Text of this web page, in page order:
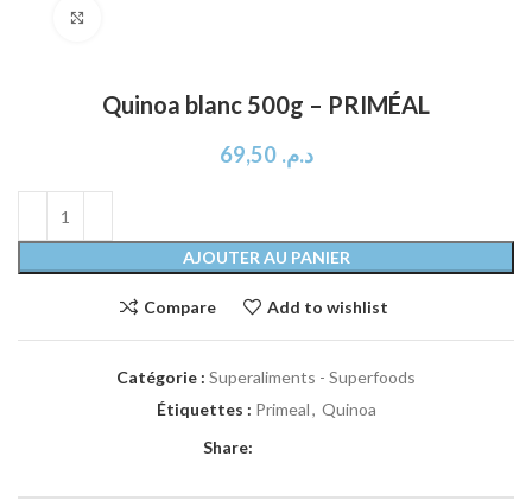
Quinoa blanc 500g – PRIMÉAL
د.م. 69,50
AJOUTER AU PANIER
Compare Add to wishlist
Catégorie : Superaliments - Superfoods
Étiquettes : Primeal, Quinoa
Share: